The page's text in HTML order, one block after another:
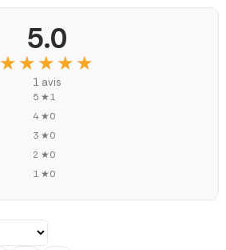
5.0
★★★★★
★★★★★
1 avis
5 ★1
4 ★0
3 ★0
2 ★0
1 ★0